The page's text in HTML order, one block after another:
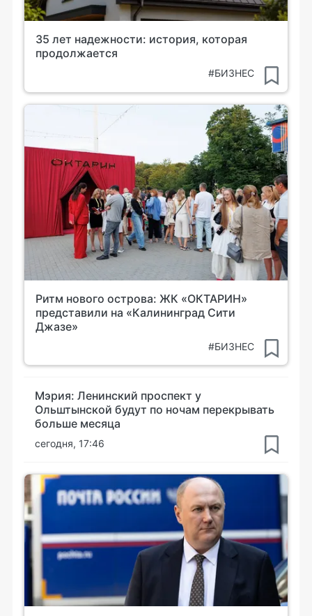
35 лет надежности: история, которая
продолжается
#БИЗНЕС
Ритм нового острова: ЖК «ОКТАРИН»
представили на «Калининград Сити
Джазе»
#БИЗНЕС
Мэрия: Ленинский проспект у
Ольштынской будут по ночам перекрывать
больше месяца
сегодня, 17:46